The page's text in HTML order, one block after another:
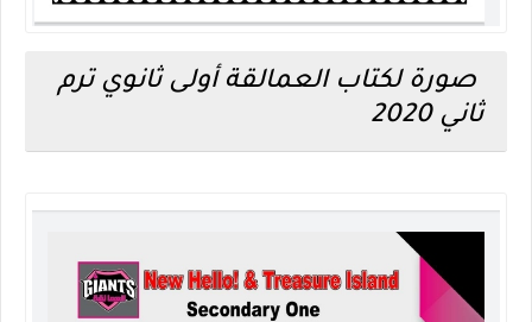
صورة لكتاب العمالقة أولى ثانوي ترم
ثاني 2020